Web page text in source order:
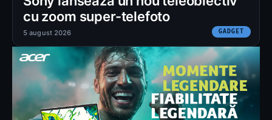
cu zoom super-telefoto
GADGET
5 august 2026